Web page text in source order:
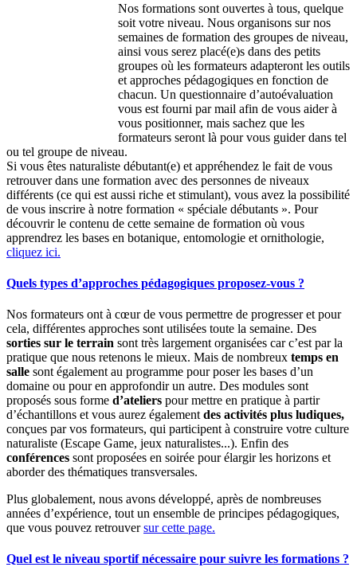
Nos formations sont ouvertes à tous, quelque
soit votre niveau. Nous organisons sur nos
semaines de formation des groupes de niveau,
ainsi vous serez placé(e)s dans des petits
groupes où les formateurs adapteront les outils
et approches pédagogiques en fonction de
chacun. Un questionnaire d’autoévaluation
vous est fourni par mail afin de vous aider à
vous positionner, mais sachez que les
formateurs seront là pour vous guider dans tel
ou tel groupe de niveau.
Si vous êtes naturaliste débutant(e) et appréhendez le fait de vous
retrouver dans une formation avec des personnes de niveaux
différents (ce qui est aussi riche et stimulant), vous avez la possibilité
de vous inscrire à notre formation « spéciale débutants ». Pour
découvrir le contenu de cette semaine de formation où vous
apprendrez les bases en botanique, entomologie et ornithologie,
cliquez ici.
Quels types d’approches pédagogiques proposez-vous ?
Nos formateurs ont à cœur de vous permettre de progresser et pour
cela, différentes approches sont utilisées toute la semaine. Des
sorties sur le terrain sont très largement organisées car c’est par la
pratique que nous retenons le mieux. Mais de nombreux temps en
salle sont également au programme pour poser les bases d’un
domaine ou pour en approfondir un autre. Des modules sont
proposés sous forme d’ateliers pour mettre en pratique à partir
d’échantillons et vous aurez également des activités plus ludiques,
conçues par vos formateurs, qui participent à construire votre culture
naturaliste (Escape Game, jeux naturalistes...). Enfin des
conférences sont proposées en soirée pour élargir les horizons et
aborder des thématiques transversales.
Plus globalement, nous avons développé, après de nombreuses
années d’expérience, tout un ensemble de principes pédagogiques,
que vous pouvez retrouversur cette page.
Quel est le niveau sportif nécessaire pour suivre les formations ?